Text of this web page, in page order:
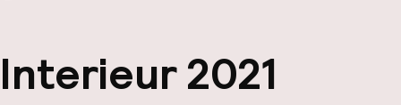
Interieur 2021